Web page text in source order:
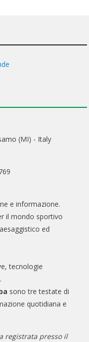
(MI) - Italy
e informazione.
il mondo sportivo
ed
tecnologie
sono tre testate di
quotidiana e
registrata presso il